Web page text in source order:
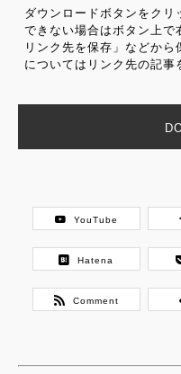
ダウンロードボタンをクリ
できない場合はボタン上で
リンク先を保存」などから
についてはリンク先の記事
YouTube
Hatena
Comment